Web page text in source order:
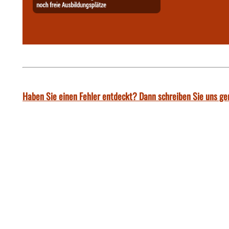
Haben Sie einen Fehler entdeckt? Dann schreiben Sie uns